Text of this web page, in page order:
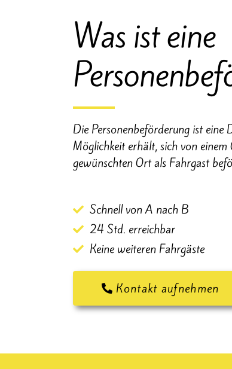
Was ist eine
Die Personenbeförderung ist eine
Möglichkeit erhält, sich von einem
gewünschten Ort als Fahrgast
Schnell von A nach B
24 Std. erreichbar
Keine weiteren Fahrgäste
Kontakt aufnehmen